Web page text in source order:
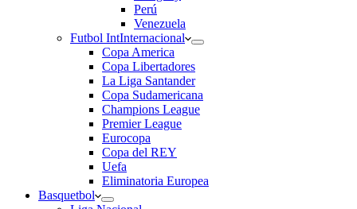
Perú
Venezuela
Futbol IntInternacional
Copa America
Copa Libertadores
La Liga Santander
Copa Sudamericana
Champions League
Premier League
Eurocopa
Copa del REY
Uefa
Eliminatoria Europea
Basquetbol